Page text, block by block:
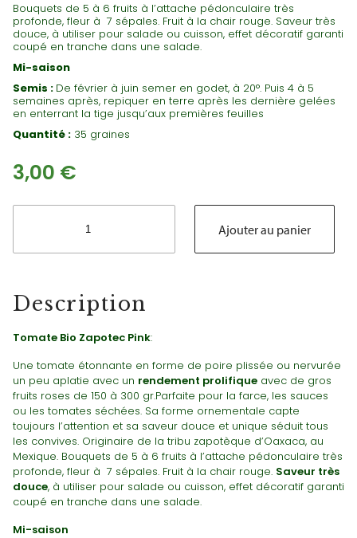
Bouquets de 5 à 6 fruits à l’attache pédonculaire très
profonde, fleur à 7 sépales. Fruit à la chair rouge. Saveur très
douce, à utiliser pour salade ou cuisson, effet décoratif garanti
coupé en tranche dans une salade.
Mi-saison
Semis : De février à juin semer en godet, à 20°. Puis 4 à 5
semaines après, repiquer en terre après les dernière gelées
en enterrant la tige jusqu’aux premières feuilles
Quantité : 35 graines
3,00 €
quantité
Bio
Ajouter au panier
Description
Tomate Bio Zapotec Pink:
Une tomate étonnante en forme de poire plissée ou nervurée
un peu aplatie avec un rendement prolifique avec de gros
fruits roses de 150 à 300 gr.Parfaite pour la farce, les sauces
ou les tomates séchées. Sa forme ornementale capte
toujours l’attention et sa saveur douce et unique séduit tous
les convives. Originaire de la tribu zapotèque d’Oaxaca, au
Mexique. Bouquets de 5 à 6 fruits à l’attache pédonculaire très
profonde, fleur à 7 sépales. Fruit à la chair rouge. Saveur très
douce, à utiliser pour salade ou cuisson, effet décoratif garanti
coupé en tranche dans une salade.
Mi-saison